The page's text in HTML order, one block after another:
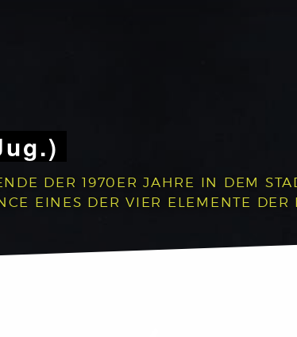
DER 1970ER JAHRE IN DEM
EINES DER VIER ELEMENTE